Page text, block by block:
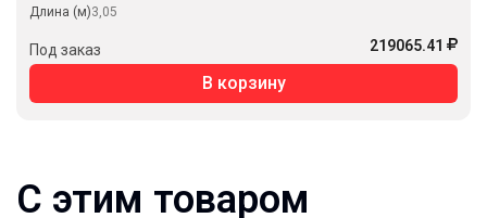
Длина (м)3,05
Под заказ 219065.41
В корзину
С этим товаром